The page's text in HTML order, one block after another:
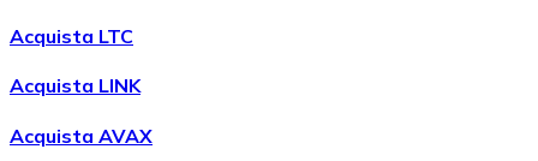
Acquista LTC
Acquista LINK
Acquista AVAX